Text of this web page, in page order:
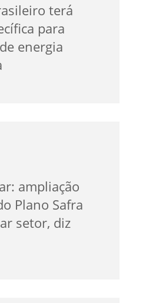
terá
para
energia
ampliação
Plano Safra
setor, diz